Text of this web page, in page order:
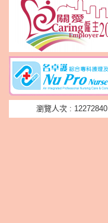
瀏覽人次 : 12272840